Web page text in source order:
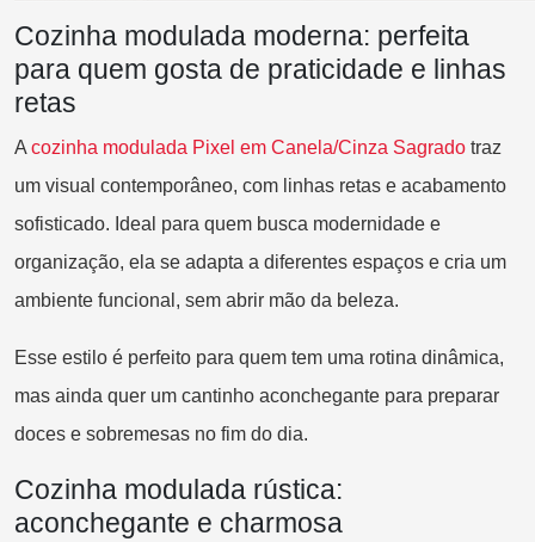
Cozinha modulada moderna: perfeita
para quem gosta de praticidade e linhas
retas
A cozinha modulada Pixel em Canela/Cinza Sagrado traz
um visual contemporâneo, com linhas retas e acabamento
sofisticado. Ideal para quem busca modernidade e
organização, ela se adapta a diferentes espaços e cria um
ambiente funcional, sem abrir mão da beleza.
Esse estilo é perfeito para quem tem uma rotina dinâmica,
mas ainda quer um cantinho aconchegante para preparar
doces e sobremesas no fim do dia.
Cozinha modulada rústica:
aconchegante e charmosa